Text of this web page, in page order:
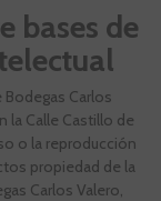
bases de
Carlos
la Calle Castillo de
o la reproducción
propiedad de la
Carlos Valero,